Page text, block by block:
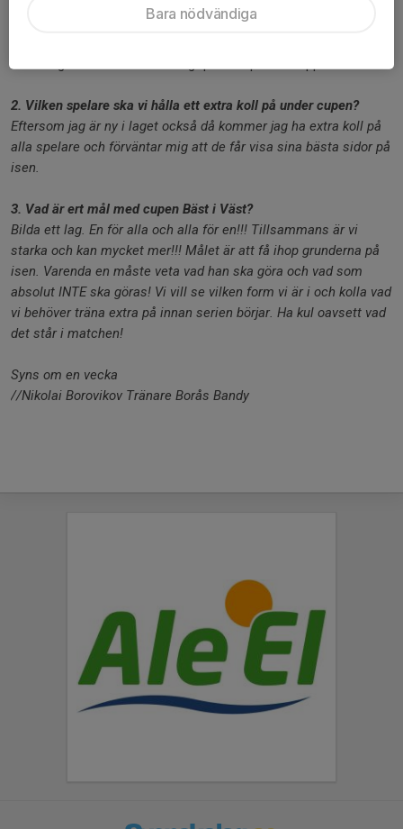
skillnad att spela i div1 än div2, så tanken är att vi ska få ihop
2. Vilken spelare ska vi hålla ett extra koll på under cupen?
Eftersom jag är ny i laget också då kommer jag ha extra koll på
alla spelare och förväntar mig att de får visa sina bästa sidor på
isen.
3. Vad är ert mål med cupen Bäst i Väst?
Bilda ett lag. En för alla och alla för en!!! Tillsammans är vi
starka och kan mycket mer!!! Målet är att få ihop grunderna på
isen. Varenda en måste veta vad han ska göra och vad som
absolut INTE ska göras! Vi vill se vilken form vi är i och kolla vad
vi behöver träna extra på innan serien börjar. Ha kul oavsett vad
det står i matchen!
Syns om en vecka
//Nikolai Borovikov Tränare Borås Bandy
Bara nödvändiga